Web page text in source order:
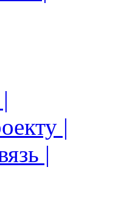
|
|